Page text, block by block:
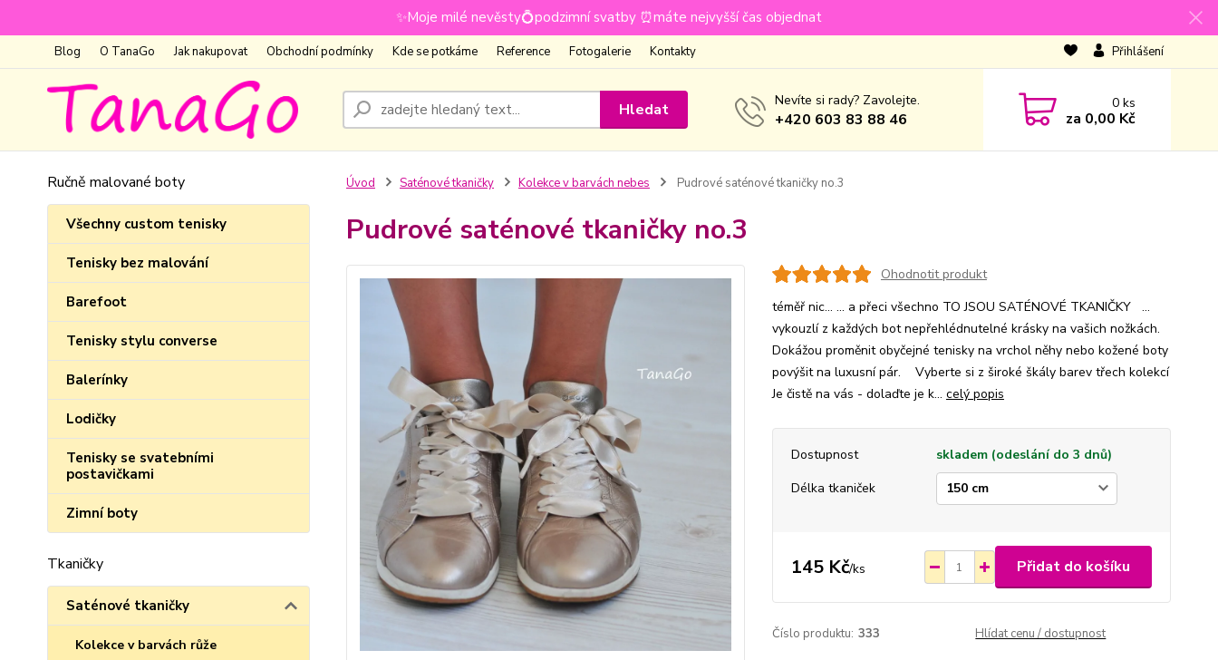
✨Moje milé nevěsty💍podzimní svatby ⏰máte nejvyšší čas objednat
Blog O TanaGo Jak nakupovat Obchodní podmínky Kde se potkáme Reference Fotogalerie Kontakty Přihlášení
Hledat Nevíte si rady? Zavolejte.
+420 603 83 88 46
0ks
za 0,00 Kč
Ručně malované boty
Všechny custom tenisky
Tenisky bez malování
Barefoot
Tenisky stylu converse
Balerínky
Lodičky
Tenisky se svatebními
postavičkami
Zimní boty
Tkaničky
Saténové tkaničky
Kolekce v barvách růže
Úvod Saténové tkaničky Kolekce v barvách nebes Pudrové saténové tkaničky no.3
Pudrové saténové tkaničky no.3
Ohodnotit produkt
téměř nic... ... a přeci všechno TO JSOU SATÉNOVÉ TKANIČKY ...
vykouzlí z každých bot nepřehlédnutelné krásky na vašich nožkách.
Dokážou proměnit obyčejné tenisky na vrchol něhy nebo kožené boty
povýšit na luxusní pár. Vyberte si z široké škály barev třech kolekcí
Je čistě na vás - dolaďte je k... celý popis
Dostupnost
skladem (odeslání do 3 dnů)
Délka tkaniček
145 Kč/ks Přidat do košíku
Číslo produktu: 333 Hlídat cenu / dostupnost